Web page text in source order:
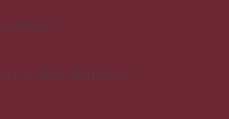
と言われる。
そして、明日は一日帰れないよ。